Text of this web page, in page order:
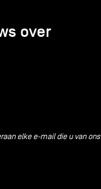
over
elke e-mail die u van ons